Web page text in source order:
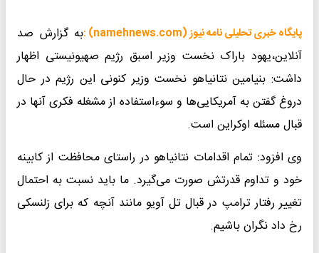
پایگاه خبری تحلیلی نامه نیوز (namehnews.com) :
به گزارش صد
آنلاین،یهود باراک نخست وزیر اسبق رژیم صهیونیستی اظهار
داشت: بنیامین نتانیاهو نخست وزیر کنونی این رژیم در حال
دروغ گفتن به آمریکایی‌ها و سوءاستفاده از مشغله فکری آنها در
قبال مسئله اوکراین است.
وی افزود: تمام اقدامات نتانیاهو در راستای محافظت از کابینه
خود و تداوم قدرتش صورت می‌گیرد. ما باید نسبت به احتمال
تغییر رفتار ترامپ در قبال تل آویو مانند آنچه که برای زلنسکی
رخ داد نگران باشیم.